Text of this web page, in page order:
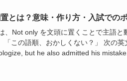
とは？意味・作り方・入試での
、Not only を文頭に置くことで主語と
「この語順、おかしくない？」 次の英
but he also admitted his